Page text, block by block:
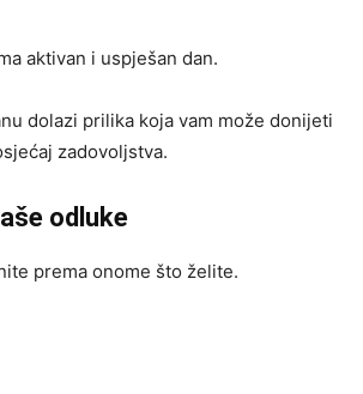
aktivan i uspješan dan.
dolazi prilika koja vam može donijeti
zadovoljstva.
odluke
prema onome što želite.